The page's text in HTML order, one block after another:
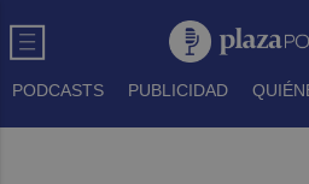
PODCASTS PUBLICIDAD